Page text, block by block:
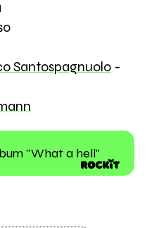
Santospagnuolo-
"What a hell"